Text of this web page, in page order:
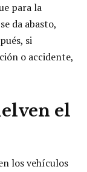
para la
da abasto,
si
o accidente,
el
los vehículos